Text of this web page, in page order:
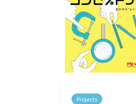
Projects